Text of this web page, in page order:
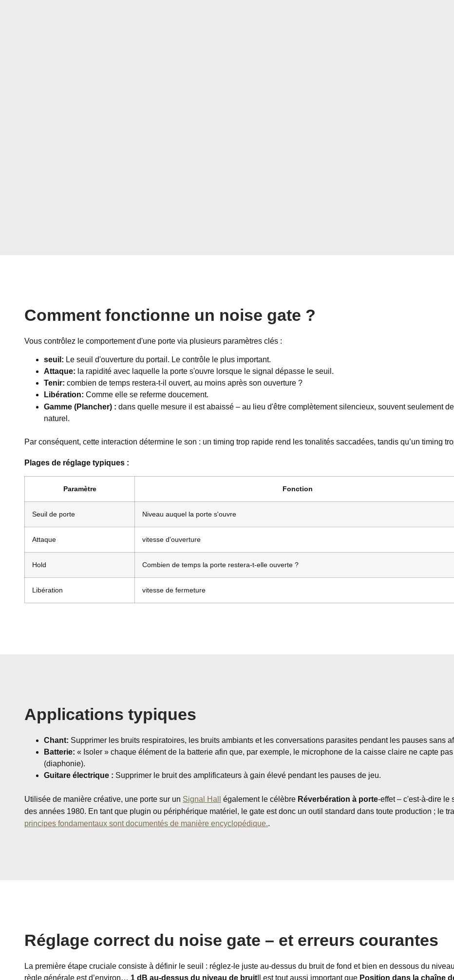
Comment fonctionne un noise gate ?
Vous contrôlez le comportement d'une porte via plusieurs paramètres clés :
seuil: Le seuil d'ouverture du portail. Le contrôle le plus important.
Attaque: la rapidité avec laquelle la porte s'ouvre lorsque le signal dépasse le seuil.
Tenir: combien de temps restera-t-il ouvert, au moins après son ouverture ?
Libération: Comme elle se referme doucement.
Gamme (Plancher) : dans quelle mesure il est abaissé – au lieu d'être complètement silencieux, souvent seulement
naturel.
Par conséquent, cette interaction détermine le son : un timing trop rapide rend les tonalités saccadées, tandis qu’un timing
Plages de réglage typiques :
Paramètre Fonction
Seuil de porte Niveau auquel la porte s'ouvre
Attaque vitesse d'ouverture
Hold Combien de temps la porte restera-t-elle ouverte ?
Libération vitesse de fermeture
Applications typiques
Chant: Supprimer les bruits respiratoires, les bruits ambiants et les conversations parasites pendant les pauses sans
Batterie: « Isoler » chaque élément de la batterie afin que, par exemple, le microphone de la caisse claire ne capte
(diaphonie).
Guitare électrique : Supprimer le bruit des amplificateurs à gain élevé pendant les pauses de jeu.
Utilisée de manière créative, une porte sur un Signal Hall également le célèbre Réverbération à porte-effet – c'est-à-dire le
des années 1980. En tant que plugin ou périphérique matériel, le gate est donc un outil standard dans toute production ; le
principes fondamentaux sont documentés de manière encyclopédique..
Réglage correct du noise gate – et erreurs courantes
La première étape cruciale consiste à définir le seuil : réglez-le juste au-dessus du bruit de fond et bien en dessous du
règle générale est d’environ… 1 dB au-dessus du niveau de bruit Il est tout aussi important que Position dans la chaîne